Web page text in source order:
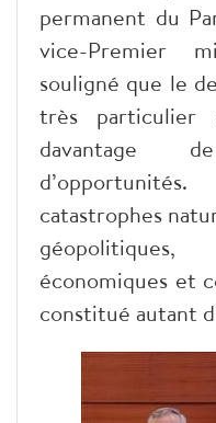
permanent du
vice-Premier
souligné que le
très particulier
davantage
catastrophes
économiques et
constitué autant